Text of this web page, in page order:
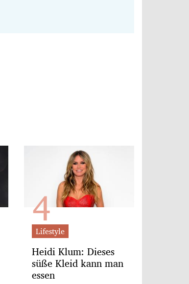
Lifestyle
Heidi Klum: Dieses
süße Kleid kann man
essen